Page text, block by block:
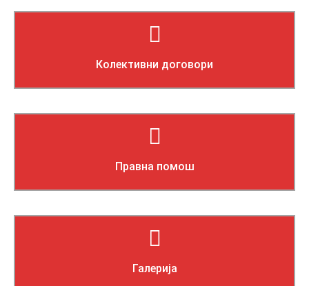
Колективни договори
Прочитај повеќе
Правна помош
Прочитај повеќе
Галерија
Прочитај повеќе